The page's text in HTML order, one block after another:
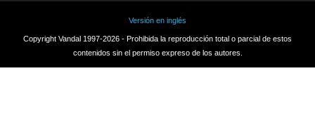
Versión en inglés
Copyright Vandal 1997-2026 - Prohibida la reproducción total o parcial de estos
contenidos sin el permiso expreso de los autores.